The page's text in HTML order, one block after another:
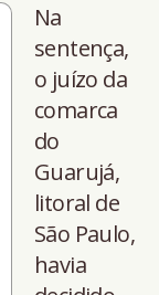
Na
sentença,
o juízo da
comarca
do
Guarujá,
litoral de
São Paulo,
havia